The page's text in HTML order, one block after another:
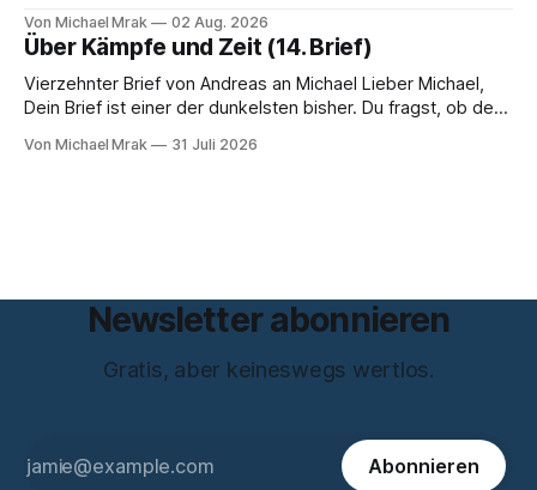
trotzdem falsch ist: Ab jetzt müsse alles gekennzeichnet
werden, was mit künstlicher Intelligenz entstanden sei. Das
stimmt so nicht. Artikel 50 der KI-Verordnung
Von Michael Mrak 02 Aug. 2026
Über Kämpfe und Zeit (14. Brief)
Vierzehnter Brief von Andreas an Michael Lieber Michael,
Dein Brief ist einer der dunkelsten bisher. Du fragst, ob der
letzten Hebel, der sich noch bewegt, und zwischen Deinen
Von Michael Mrak 31 Juli 2026
Newsletter abonnieren
Gratis, aber keineswegs wertlos.
Abonnieren